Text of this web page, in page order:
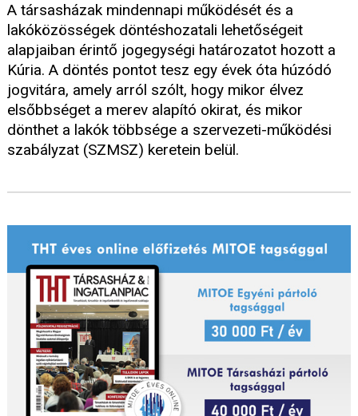
A társasházak mindennapi működését és a
lakóközösségek döntéshozatali lehetőségeit
alapjaiban érintő jogegységi határozatot hozott a
Kúria. A döntés pontot tesz egy évek óta húzódó
jogvitára, amely arról szólt, hogy mikor élvez
elsőbbséget a merev alapító okirat, és mikor
dönthet a lakók többsége a szervezeti-működési
szabályzat (SZMSZ) keretein belül.